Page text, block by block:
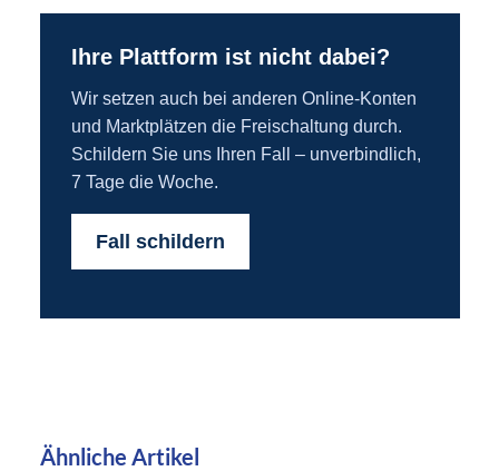
Ihre Plattform ist nicht dabei?
Wir setzen auch bei anderen Online-Konten
und Marktplätzen die Freischaltung durch.
Schildern Sie uns Ihren Fall – unverbindlich,
7 Tage die Woche.
Fall schildern
Ähnliche Artikel